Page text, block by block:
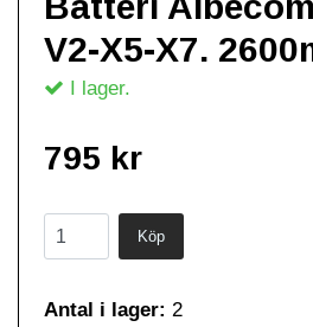
V2-X5-X7.
I lager.
795 kr
Antal i lager: 2